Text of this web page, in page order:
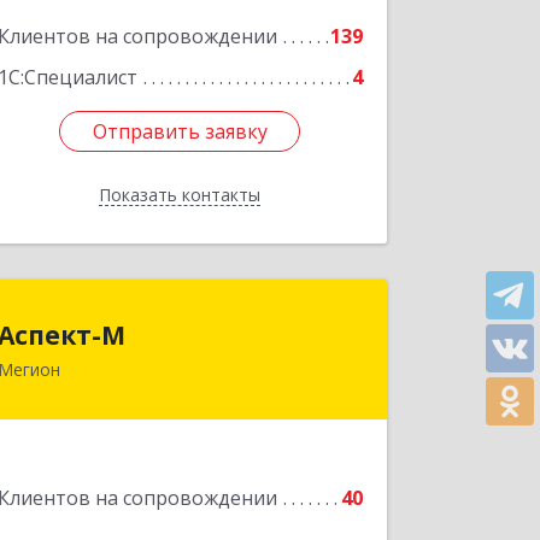
Клиентов на сопровождении
139
1С:Специалист
4
Отправить заявку
Показать контакты
Подробнее
Отправить заявку
Назад
М
Мегион
Клиентов на сопровождении 40
Подробнее